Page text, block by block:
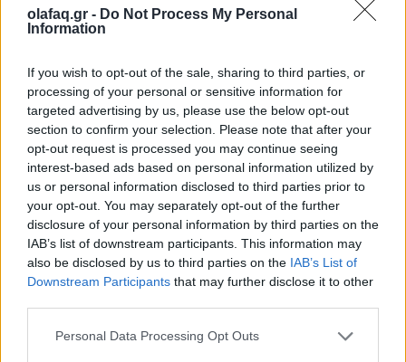
olafaq.gr - Do Not Process My Personal
Information
If you wish to opt-out of the sale, sharing to third parties, or
processing of your personal or sensitive information for
targeted advertising by us, please use the below opt-out
section to confirm your selection. Please note that after your
opt-out request is processed you may continue seeing
interest-based ads based on personal information utilized by
us or personal information disclosed to third parties prior to
your opt-out. You may separately opt-out of the further
disclosure of your personal information by third parties on the
IAB’s list of downstream participants. This information may
also be disclosed by us to third parties on the IAB’s List of
Downstream Participants that may further disclose it to other
Personal Data Processing Opt Outs